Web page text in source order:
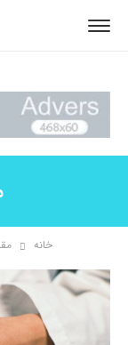
خانه